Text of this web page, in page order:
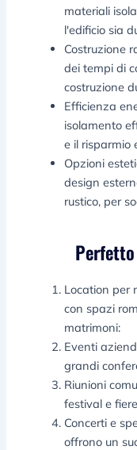
materiali
l'edificio sia
Costruzione
dei tempi di
costruzione
Efficienza
isolamento
e il risparmio
Opzioni
design
rustico, per
Location per
con spazi
matrimoni:
Eventi
grandi
Riunioni
festival e
Concerti e
offrono un